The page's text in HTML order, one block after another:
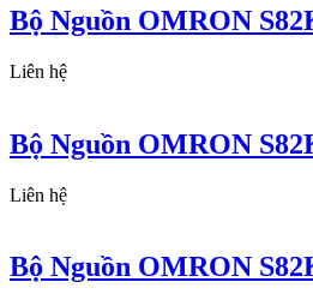
Bộ Nguồn OMRON
Liên hệ
Bộ Nguồn OMRON
Liên hệ
Bộ Nguồn OMRON